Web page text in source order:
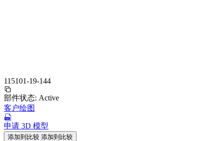
115101-19-144
部件状态: Active
客户绘图
申请 3D 模型
添加到比较 添加到比较